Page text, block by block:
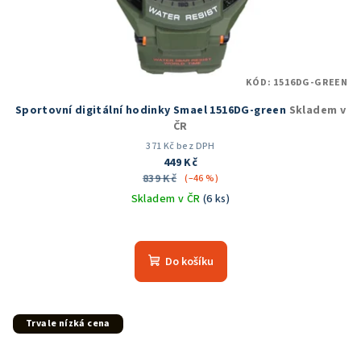
Sportovní digitální hodinky Smael 1516DG-green Skladem v
ČR
371 Kč bez DPH
449 Kč
839 Kč (–46 %)
Skladem v ČR (6 ks)
hodnocení
produktu
Do košíku
KÓD: 1516DG-GREEN
Trvale nízká cena